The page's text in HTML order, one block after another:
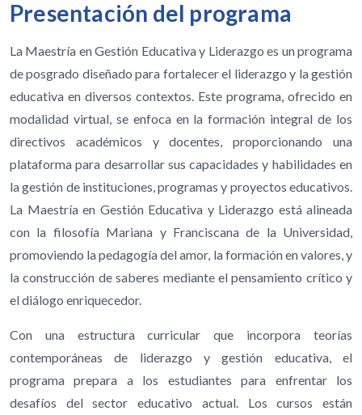
Presentación del programa
La Maestría en Gestión Educativa y Liderazgo es un programa
de posgrado diseñado para fortalecer el liderazgo y la gestión
educativa en diversos contextos. Este programa, ofrecido en
modalidad virtual, se enfoca en la formación integral de los
directivos académicos y docentes, proporcionando una
plataforma para desarrollar sus capacidades y habilidades en
la gestión de instituciones, programas y proyectos educativos.
La Maestría en Gestión Educativa y Liderazgo está alineada
con la filosofía Mariana y Franciscana de la Universidad,
promoviendo la pedagogía del amor, la formación en valores, y
la construcción de saberes mediante el pensamiento crítico y
el diálogo enriquecedor.
Con una estructura curricular que incorpora teorías
contemporáneas de liderazgo y gestión educativa, el
programa prepara a los estudiantes para enfrentar los
desafíos del sector educativo actual. Los cursos están